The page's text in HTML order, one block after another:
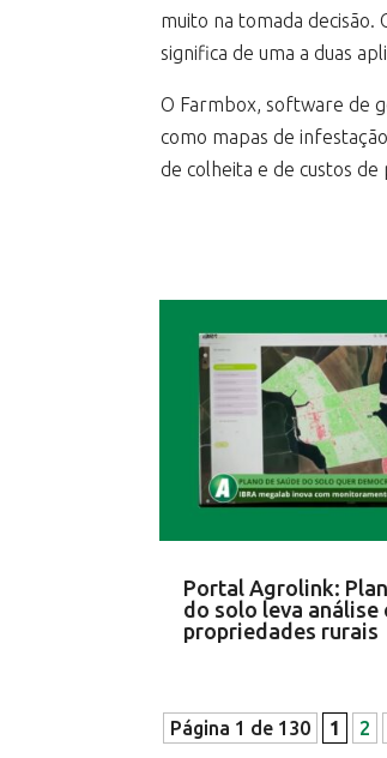
muito na tomada decisão.
significa de uma a duas
O Farmbox, software de
como mapas de
de colheita e de custos
Portal Agrolink:
do solo leva análise
propriedades rurais
Página 1 de 130 1 2